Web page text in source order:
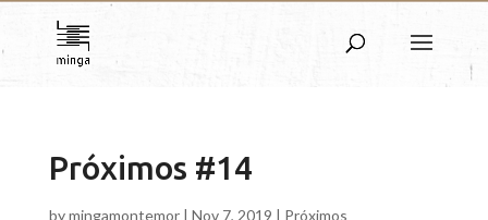
Próximos #14
bymingamontemor| Nov 7, 2019 | Próximos